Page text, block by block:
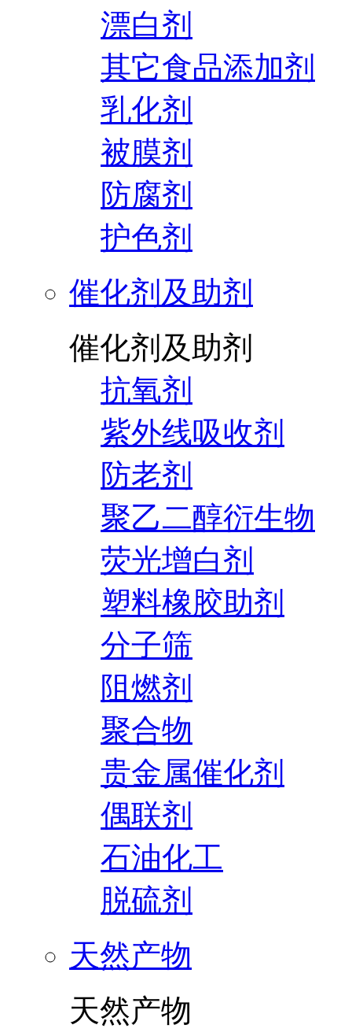
漂白剂
其它食品添加剂
乳化剂
被膜剂
防腐剂
护色剂
催化剂及助剂
催化剂及助剂
抗氧剂
紫外线吸收剂
防老剂
聚乙二醇衍生物
荧光增白剂
塑料橡胶助剂
分子筛
阻燃剂
聚合物
贵金属催化剂
偶联剂
石油化工
脱硫剂
天然产物
天然产物